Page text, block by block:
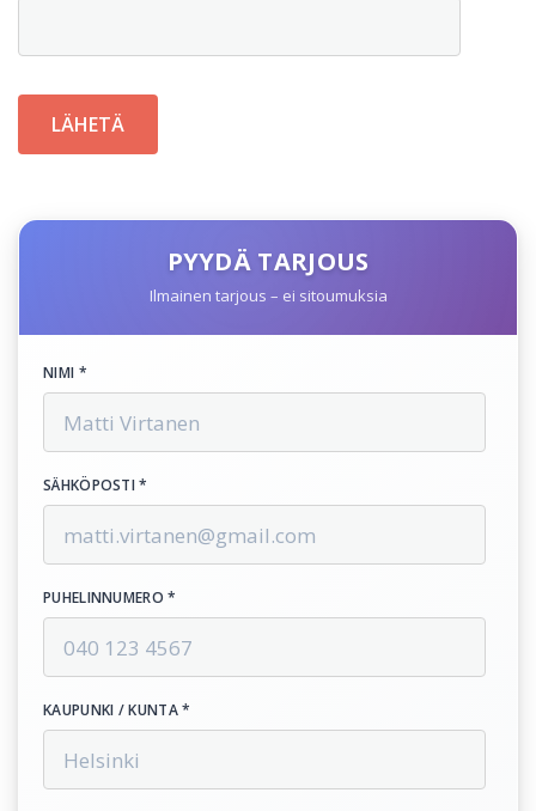
PYYDÄ TARJOUS
Ilmainen tarjous – ei sitoumuksia
NIMI *
SÄHKÖPOSTI *
PUHELINNUMERO *
KAUPUNKI / KUNTA *